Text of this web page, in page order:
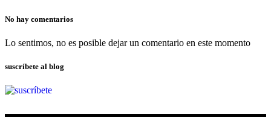
No hay comentarios
Lo sentimos, no es posible dejar un comentario en este momento
suscríbete al blog